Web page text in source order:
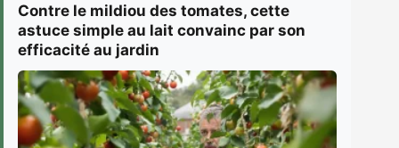
Contre le mildiou des tomates, cette
astuce simple au lait convainc par son
efficacité au jardin